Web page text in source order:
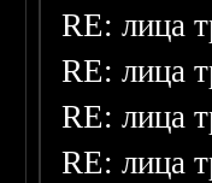
RE: лица
RE: лица
RE: лица
RE: лица